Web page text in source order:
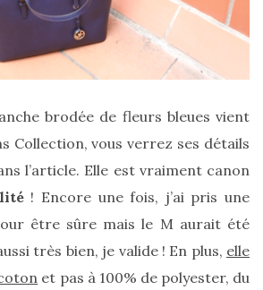
brodée de fleurs bleues vient
Collection, vous verrez ses détails
l’article. Elle est vraiment canon
! Encore une fois, j’ai pris une
être sûre mais le M aurait été
très bien, je valide ! En plus, elle
et pas à 100% de polyester, du